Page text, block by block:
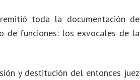
toda la documentación de
de funciones: los exvocales de la
y destitución del entonces juez